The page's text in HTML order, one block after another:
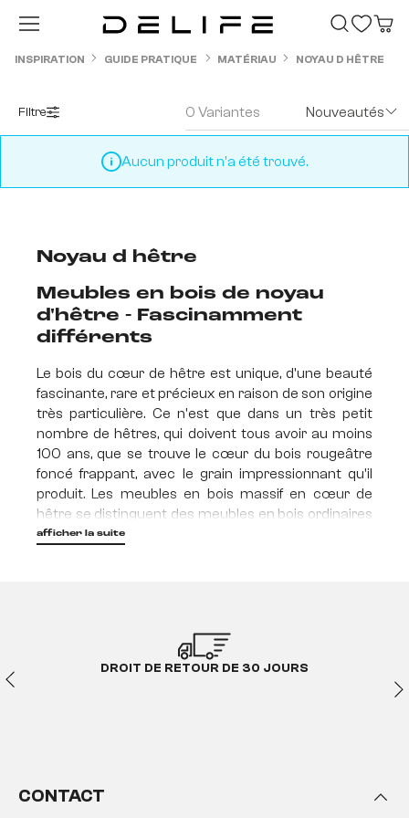
Passer au contenu principal
INSPIRATION GUIDE PRATIQUE MATÉRIAU NOYAU D HÊTRE
Filtre 0 Variantes Nouveautés
Aucun produit n'a été trouvé.
Noyau d hêtre
Meubles en bois de noyau
d'hêtre - Fascinamment
différents
Le bois du cœur de hêtre est unique, d'une beauté
fascinante, rare et précieux en raison de son origine
très particulière. Ce n'est que dans un très petit
nombre de hêtres, qui doivent tous avoir au moins
100 ans, que se trouve le cœur du bois rougeâtre
foncé frappant, avec le grain impressionnant qu'il
produit. Les meubles en bois massif en cœur de
hêtre se distinguent des meubles en bois ordinaires
par leur éclat particulièrement chaleureux et
noyau d'hêtre huilé - Le
spécial !
qu'il se forme dans un hêtre. Sa couleur rougeâtre et
afficher la suite
DROIT DE RETOUR DE 30 JOURS
CONTACT